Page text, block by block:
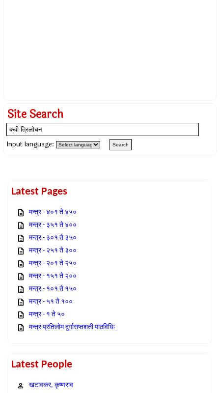
Site Search
Input language:
Latest Pages
मन्त्र - ४०१ ते ४५०
मन्त्र - ३५१ ते ४००
मन्त्र - ३०१ ते ३५०
मन्त्र - २५१ ते ३००
मन्त्र - २०१ ते २५०
मन्त्र - १५१ ते २००
मन्त्र - १०१ ते १५०
मन्त्र - ५१ ते १००
मन्त्र - १ ते ५०
मन्त्र प्रतिलोम दुर्गासप्तशती पाठविधिः
Latest People
खटावकर, कृष्णराव